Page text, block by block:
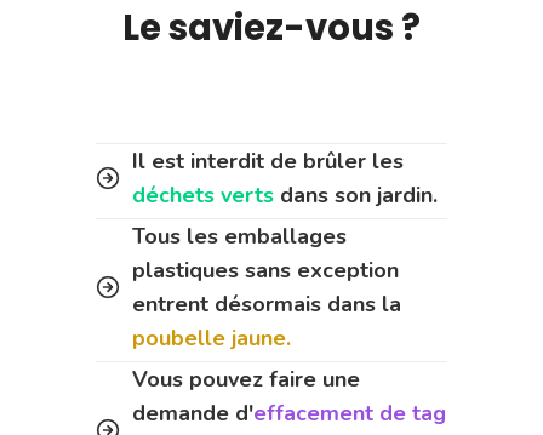
Le saviez-vous ?
Il est interdit de brûler les
déchets verts dans son jardin.
Tous les emballages
plastiques sans exception
entrent désormais dans la
poubelle jaune.
Vous pouvez faire une
demande d'effacement de tag